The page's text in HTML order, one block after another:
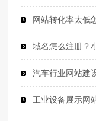
网站转化率太低
域名怎么注册？
汽车行业网站建
工业设备展示网